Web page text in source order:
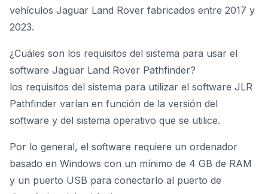
vehículos Jaguar Land Rover fabricados entre 2017 y
2023.
¿Cuáles son los requisitos del sistema para usar el
software Jaguar Land Rover Pathfinder?
los requisitos del sistema para utilizar el software JLR
Pathfinder varían en función de la versión del
software y del sistema operativo que se utilice.
Por lo general, el software requiere un ordenador
basado en Windows con un mínimo de 4 GB de RAM
y un puerto USB para conectarlo al puerto de